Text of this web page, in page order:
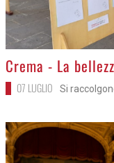
>
Crema - La
07 LUGLIO Si